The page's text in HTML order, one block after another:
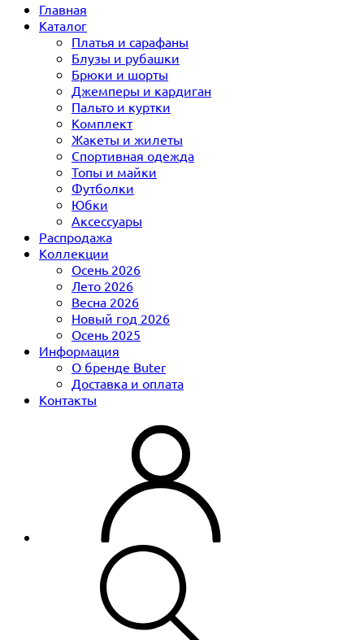
Главная
Каталог
Платья и сарафаны
Блузы и рубашки
Брюки и шорты
Джемперы и кардиган
Пальто и куртки
Комплект
Жакеты и жилеты
Спортивная одежда
Топы и майки
Футболки
Юбки
Аксессуары
Распродажа
Коллекции
Осень 2026
Лето 2026
Весна 2026
Новый год 2026
Осень 2025
Информация
О бренде Buter
Доставка и оплата
Контакты